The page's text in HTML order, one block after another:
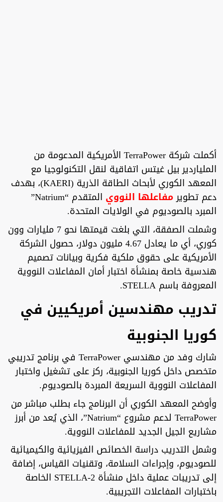
أكملت شركة TerraPower الأمريكية المدعومة من
الملياردير بيل غيتس اتفاقية لنقل التكنولوجيا مع
المعهد الكوري لأبحاث الطاقة الذرية (KAERI)، بهدف
دعم تطويرمفاعلها النووي
المتقدم “Natrium”
المبرد بالصوديوم في الولايات المتحدة.
وشملت الصفقة، التي بلغت قيمتها نحو 7 مليارات وون
كوري، أي ما يعادل 4.67 مليون دولار، حصول الشركة
الأمريكية على حقوق ملكية فكرية وبيانات تصميم
هندسية خاصة بمنشأة اختبار أمان المفاعلات النووية
المعروفة باسم STELLA.
تدريب مهندسين أمريكيين في
كوريا الجنوبية
شارك وفد من مهندسي TerraPower في برنامج تدريبي
متخصص داخل كوريا الجنوبية، ركز على تشغيل واختبار
المفاعلات النووية السريعة المبردة بالصوديوم.
وأوضح المعهد الكوري أن البرنامج جاء بطلب مباشر من
TerraPower لدعم مشروع “Natrium”، الذي يُعد من أبرز
مشاريع الجيل الجديد للمفاعلات النووية.
وشمل التدريب دراسة الخصائص الفيزيائية والكيميائية
للصوديوم، وإجراءات السلامة، وتقنيات القياس، إضافة
إلى تدريبات عملية داخل منشأة STELLA-2 الخاصة
باختبارات المفاعلات التجريبية.